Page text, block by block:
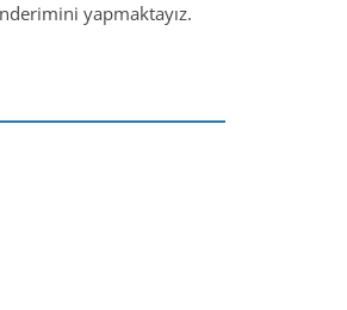
yapmaktayız.